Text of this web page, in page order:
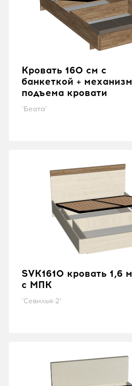
Кровать 160 см с
банкеткой + механизм
подъема кровати
"Беата"
SVK1610 кровать 1,6 м
с МПК
"Севилья-2"